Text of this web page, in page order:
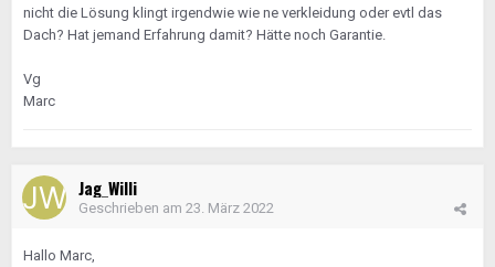
nicht die Lösung klingt irgendwie wie ne verkleidung oder evtl das
Dach? Hat jemand Erfahrung damit? Hätte noch Garantie.
Vg
Marc
Jag_Willi
Geschrieben am 23. März 2022
Hallo Marc,